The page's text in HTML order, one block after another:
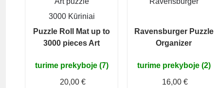
3000 Kūriniai
Puzzle Roll Mat up to
3000 pieces Art
turime prekyboje (7)
20,00 €
Ravensburger Puzzle
Organizer
turime prekyboje (2)
16,00 €